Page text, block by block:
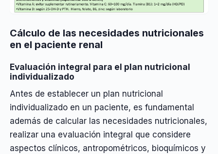
Cálculo de las necesidades nutricionales
en el paciente renal
Evaluación integral para el plan nutricional
individualizado
Antes de establecer un plan nutricional
individualizado en un paciente, es fundamental
además de calcular las necesidades nutricionales,
realizar una evaluación integral que considere
aspectos clínicos, antropométricos, bioquímicos y